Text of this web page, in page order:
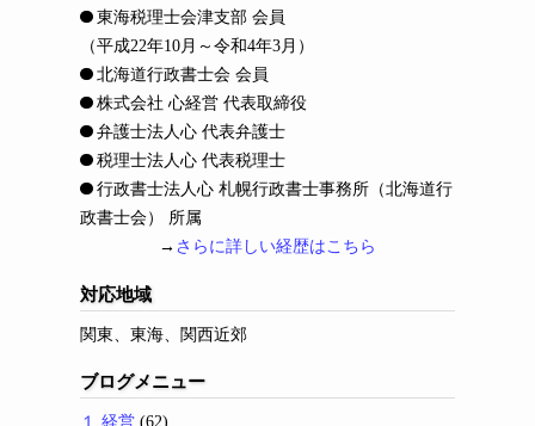
東海税理士会津支部 会員
（平成22年10月～令和4年3月）
北海道行政書士会 会員
株式会社 心経営 代表取締役
弁護士法人心 代表弁護士
税理士法人心 代表税理士
行政書士法人心 札幌行政書士事務所（北海道行
政書士会） 所属
→ さらに詳しい経歴はこちら
対応地域
関東、東海、関西近郊
ブログメニュー
１ 経営 (62)